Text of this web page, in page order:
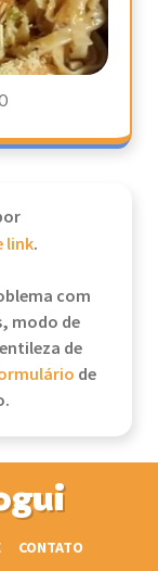
link.
com
modo de
de
de
CONTATO